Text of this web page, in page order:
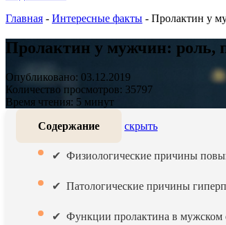
Главная - Интересные факты - Пролактин у
Пролактин у мужчин: роль,
Опубликовано: 03.12.2019
Количество просмотров: 35797
Время чтения: 5 минут
Содержание скрыть
Физиологические причины
Патологические причины
Функции пролактина в мужском